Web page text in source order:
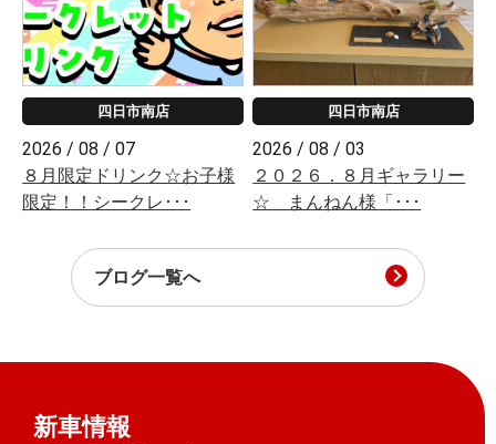
四日市南店
2026 / 08 / 07
８月限定ドリンク☆お子様
限定！！シークレ･･･
四日市南店
2026 / 08 / 03
２０２６．８月ギャラリー
☆ まんねん様「･･･
ブログ一覧へ
新車情報